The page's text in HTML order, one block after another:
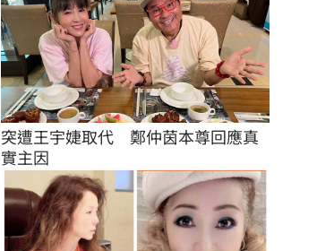
突遭王宇婕取代　鄭仲茵本尊回應真
實主因